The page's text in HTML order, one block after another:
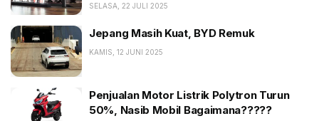
SELASA, 22 JULI 2025
Jepang Masih Kuat, BYD Remuk
KAMIS, 12 JUNI 2025
Penjualan Motor Listrik Polytron Turun
50%, Nasib Mobil Bagaimana?????